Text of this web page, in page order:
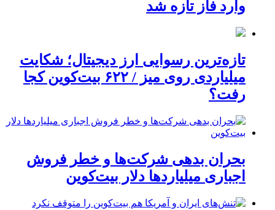
وارد فاز تازه شد
تازه‌ترین رسوایی ارز دیجیتال؛ شکایت
میلیاردی روی میز / ۶۲۲ بیت‌کوین کجا
رفت؟
بحران بدهی شرکت‌ها و خطر فروش
اجباری میلیاردها دلار بیت‌کوین